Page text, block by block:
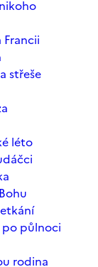
střeše
léto
po půlnoci
rodina